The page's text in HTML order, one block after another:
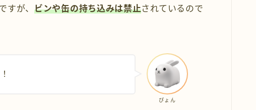
すが、ビンや缶の持ち込みは禁止されているので
ぴょん